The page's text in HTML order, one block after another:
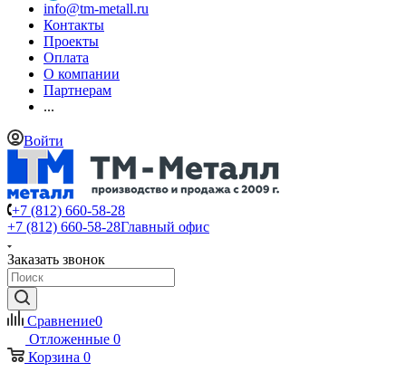
info@tm-metall.ru
Контакты
Проекты
Оплата
О компании
Партнерам
...
Войти
+7 (812) 660-58-28
+7 (812) 660-58-28Главный офис
Заказать звонок
Сравнение0
Отложенные 0
Корзина 0